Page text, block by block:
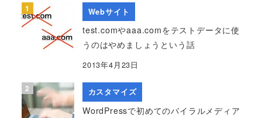
Webサイト
test.comやaaa.comをテストデータに使
うのはやめましょうという話
2013年4月23日
カスタマイズ
WordPressで初めてのバイラルメディア